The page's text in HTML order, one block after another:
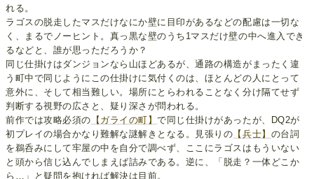
れる。
ラゴスの脱走したマスだけなにか壁に目印があるなどの配慮は一切な
く、まるでノーヒント。真っ黒な壁のうち1マスだけ壁の中へ進入でき
るなどと、誰が思っただろうか？
同じ仕掛けはダンジョンなら山ほどあるが、通路の構造がまったく違
う町中で同じようにこの仕掛けに気付くのは、ほとんどの人にとって
意外に、そして相当難しい。場所にとらわれることなく分け隔てせず
判断する視野の広さと、疑り深さが問われる。
前作では攻略必須の 【ガライの町】で同じ仕掛けがあったが、DQ2が
初プレイの場合かなり難解な謎解きとなる。見張りの 【兵士】 の台詞
を鵜呑みにして牢屋の中を自分で調べず、ここにラゴスはもういない
と頭から信じ込んでしまえば詰みである。逆に、「脱走？一体どこか
ら…」と疑問を抱ければ解決は目前。